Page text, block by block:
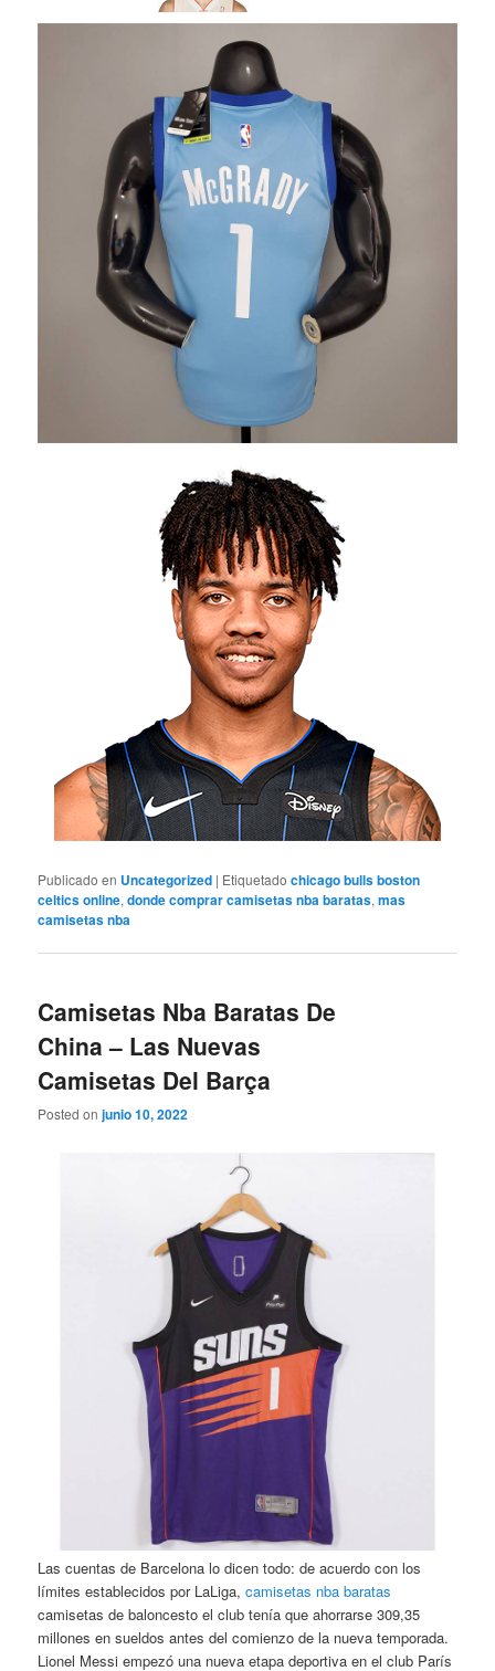
Publicado en Uncategorized | Etiquetado chicago bulls boston
celtics online,donde comprar camisetas nba baratas,mas
camisetas nba
Camisetas Nba Baratas De
China – Las Nuevas
Camisetas Del Barça
Posted onjunio 10, 2022
Las cuentas de Barcelona lo dicen todo: de acuerdo con los
límites establecidos por LaLiga,camisetas nba baratas
camisetas de baloncesto el club tenía que ahorrarse 309,35
millones en sueldos antes del comienzo de la nueva temporada.
Lionel Messi empezó una nueva etapa deportiva en el club París